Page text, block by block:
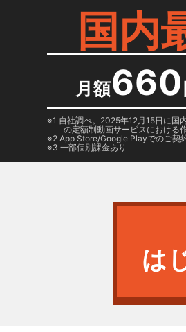
国内
月額660
1 自社調べ。2025年12月15日に国
の定額制動画サービスにおける
2 App Store/Google Playでのご契
3 一部個別課金あり
は